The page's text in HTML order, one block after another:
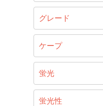
グレード
ケープ
蛍光
蛍光性